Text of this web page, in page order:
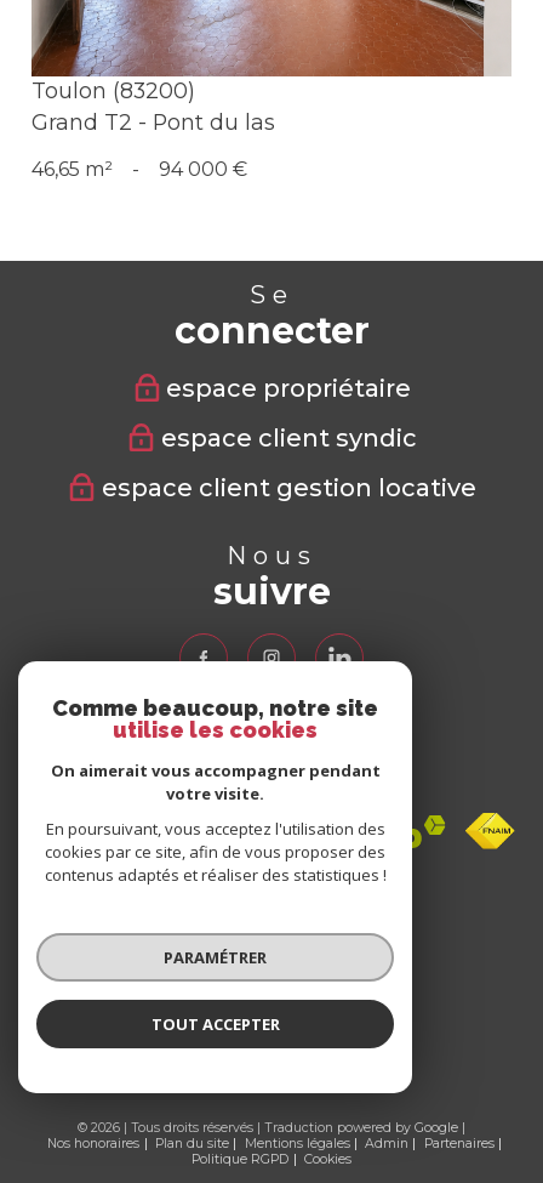
Toulon (83200)
Grand T2 - Pont du las
46,65 m² - 94 000 €
Se
connecter
espace propriétaire
espace client syndic
espace client gestion locative
Nous
suivre
Nous
adhérons
clients
0 avis
© 2026 | Tous droits réservés | Traduction powered by Google |
Nos honoraires
Plan du site Mentions légales Admin
Partenaires
Politique RGPD
Cookies
Comme beaucoup, notre site
utilise les cookies
On aimerait vous accompagner pendant
votre visite.
En poursuivant, vous acceptez l'utilisation des
cookies par ce site, afin de vous proposer des
contenus adaptés et réaliser des statistiques !
PARAMÉTRER
TOUT ACCEPTER